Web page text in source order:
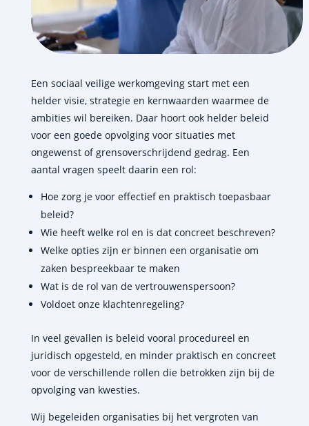
Een sociaal veilige werkomgeving start met een
helder visie, strategie en kernwaarden waarmee de
ambities wil bereiken. Daar hoort ook helder beleid
voor een goede opvolging voor situaties met
ongewenst of grensoverschrijdend gedrag. Een
aantal vragen speelt daarin een rol:
Hoe zorg je voor effectief en praktisch toepasbaar
beleid?
Wie heeft welke rol en is dat concreet beschreven?
Welke opties zijn er binnen een organisatie om
zaken bespreekbaar te maken
Wat is de rol van de vertrouwenspersoon?
Voldoet onze klachtenregeling?
In veel gevallen is beleid vooral procedureel en
juridisch opgesteld, en minder praktisch en concreet
voor de verschillende rollen die betrokken zijn bij de
opvolging van kwesties.
Wij begeleiden organisaties bij het vergroten van